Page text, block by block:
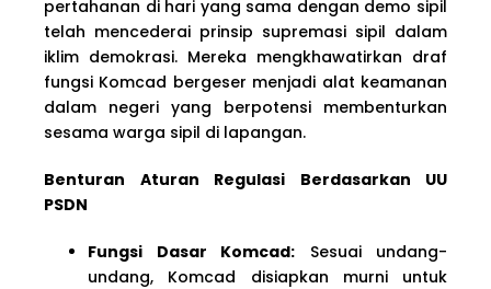
pertahanan di hari yang sama dengan demo sipil
telah mencederai prinsip supremasi sipil dalam
iklim demokrasi. Mereka mengkhawatirkan draf
fungsi Komcad bergeser menjadi alat keamanan
dalam negeri yang berpotensi membenturkan
sesama warga sipil di lapangan.
Benturan Aturan Regulasi Berdasarkan UU
PSDN
Fungsi Dasar Komcad: Sesuai undang-
undang, Komcad disiapkan murni untuk